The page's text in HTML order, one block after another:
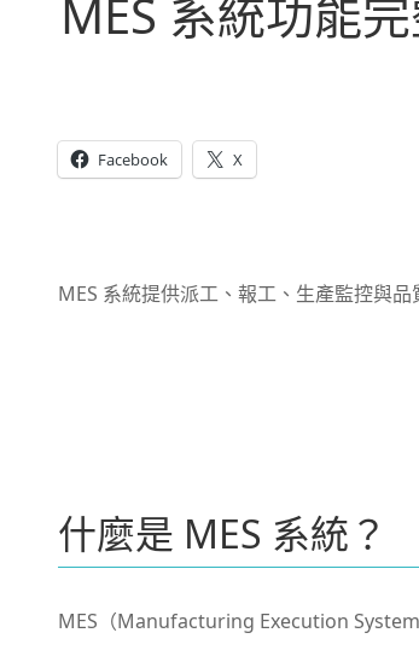
MES 系統功能
Facebook X
MES 系統提供派工、報工、生產監控與
什麼是 MES 系統？
MES（Manufacturing Execution System